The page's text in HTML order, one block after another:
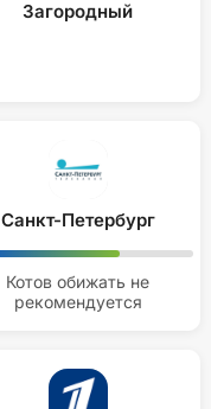
Загородный
Санкт-Петербург
Котов обижать не
рекомендуется